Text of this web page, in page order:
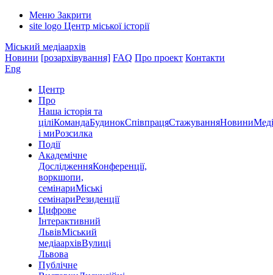
Меню Закрити
site logo Центр міської історії
Міський медіаархів
Новини [розархівування] FAQ Про проект Контакти
Eng
Центр
Про
Наша історія та
ціліКомандаБудинокСпівпрацяСтажуванняНовини
і миРозсилка
Події
Академічне
ДослідженняКонференції,
воркшопи,
семінариМіські
семінариРезиденції
Цифрове
Інтерактивний
ЛьвівМіський
медіаархівВулиці
Львова
Публічне